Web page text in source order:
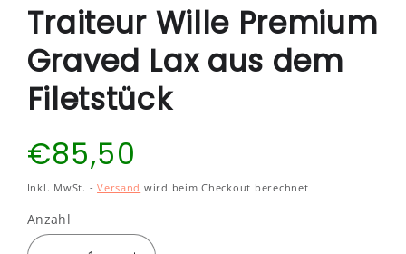
in
Modal
öffnen
Traiteur Wille Premium
Graved Lax aus dem
Filetstück
Normaler
Preis
€85,50
Inkl. MwSt. -Versand wird beim Checkout berechnet
Anzahl